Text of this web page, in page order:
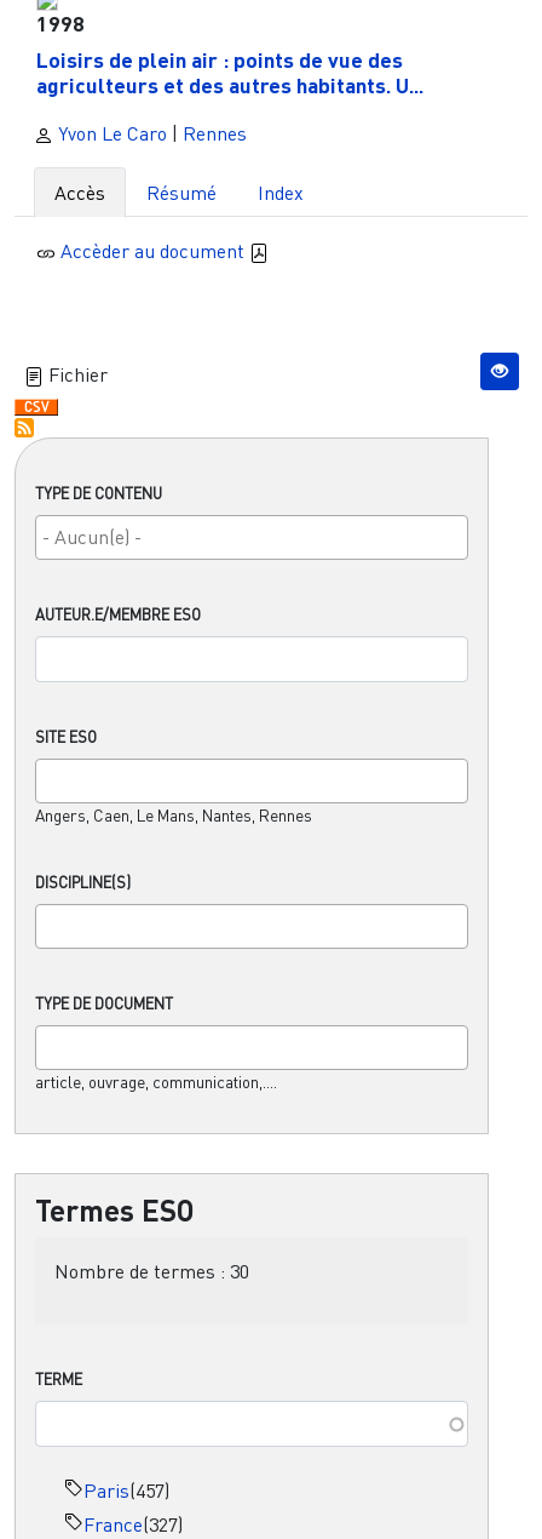
TYPE DE CONTENU
AUTEUR.E/MEMBRE ESO
SITE ESO
Angers, Caen, Le Mans, Nantes, Rennes
DISCIPLINE(S)
TYPE DE DOCUMENT
article, ouvrage, communication,....
Termes ESO
Nombre de termes : 30
TERME
Paris(457)
France(327)
1998
Loisirs de plein air : points de vue des
agriculteurs et des autres habitants. U...
Yvon Le Caro Rennes
Accès Résumé Index
Accèder au document
Fichier